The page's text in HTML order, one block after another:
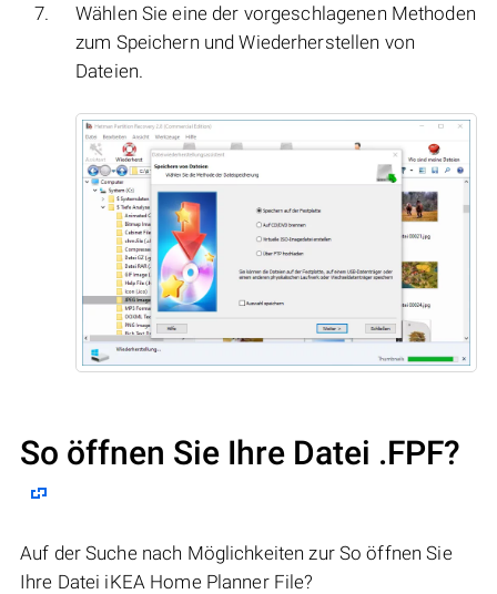
Wählen Sie eine der vorgeschlagenen Methoden
zum Speichern und Wiederherstellen von
Dateien.
So öffnen Sie Ihre Datei .FPF?
Auf der Suche nach Möglichkeiten zur So öffnen Sie
Ihre Datei iKEA Home Planner File?